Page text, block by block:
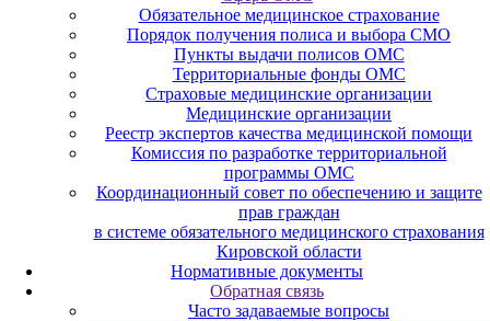
Обязательное медицинское страхование
Порядок получения полиса и выбора СМО
Пункты выдачи полисов ОМС
Территориальные фонды ОМС
Страховые медицинские организации
Медицинские организации
Реестр экспертов качества медицинской помощи
Комиссия по разработке территориальной
программы ОМС
Координационный совет по обеспечению и защите
прав граждан
в системе обязательного медицинского страхования
Кировской области
Нормативные документы
Обратная связь
Часто задаваемые вопросы